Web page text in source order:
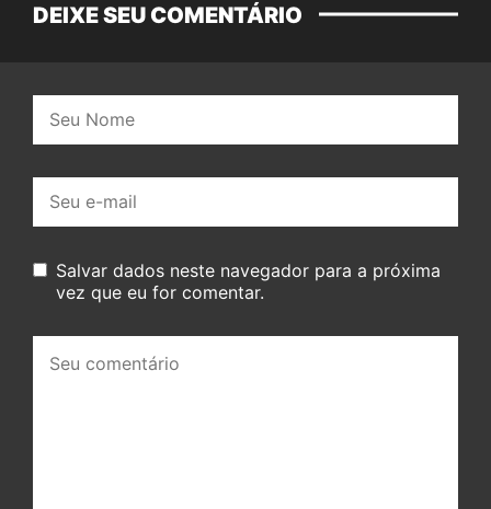
DEIXE SEU COMENTÁRIO
mail:
Salvar dados neste navegador para a próxima
vez que eu for comentar.
comentário: